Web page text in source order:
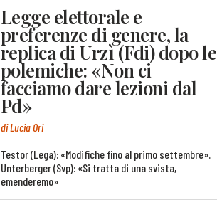
Legge elettorale e
preferenze di genere, la
replica di Urzì (Fdi) dopo le
polemiche: «Non ci
facciamo dare lezioni dal
Pd»
di Lucia Ori
Testor (Lega): «Modifiche fino al primo settembre».
Unterberger (Svp): «Si tratta di una svista,
emenderemo»